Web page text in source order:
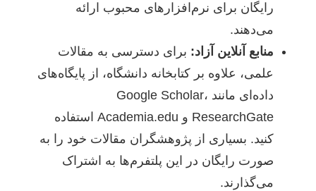
رایگان برای نرم‌افزارهای محبوب ارائه
می‌دهند.
منابع آنلاین آزاد: برای دسترسی به مقالات
علمی، علاوه بر کتابخانه دانشگاه، از پایگاه‌های
داده‌ای مانند Google Scholar،
ResearchGate و Academia.edu استفاده
کنید. بسیاری از پژوهشگران مقالات خود را به
صورت رایگان در این پلتفرم‌ها به اشتراک
می‌گذارند.